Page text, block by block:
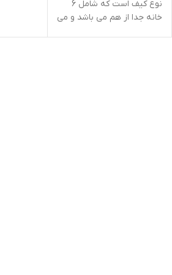
نوع کیف است که شامل 6
خانه جدا از هم می باشد و می